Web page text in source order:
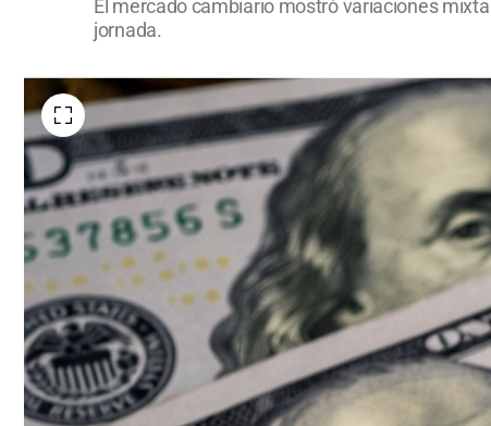
El mercado cambiario mostró variaciones
jornada.